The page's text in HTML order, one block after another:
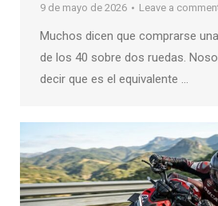
9 de mayo de 2026
Leave a
Muchos dicen que comprarse
de los 40 sobre dos ruedas.
decir que es el equivalente …